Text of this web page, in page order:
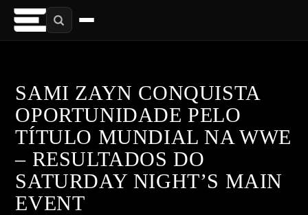
SAMI ZAYN CONQUISTA
OPORTUNIDADE PELO
TÍTULO MUNDIAL NA WWE
– RESULTADOS DO
SATURDAY NIGHT’S MAIN
EVENT